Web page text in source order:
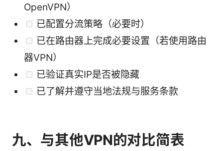
OpenVPN）
已配置分流策略（必要时）
已在路由器上完成必要设置（若使用路由
器VPN）
已验证真实IP是否被隐藏
已了解并遵守当地法规与服务条款
九、与其他VPN的对比简表